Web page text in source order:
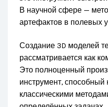
В научной сфере —
артефактов в полевых
Создание 3D моделей
рассматривается как
Это полноценный
инструмент, способный
классическими